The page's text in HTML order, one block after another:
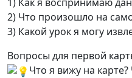
2) Что произошло на
3) Какой урок я могу
Вопросы для первой
Что я вижу на